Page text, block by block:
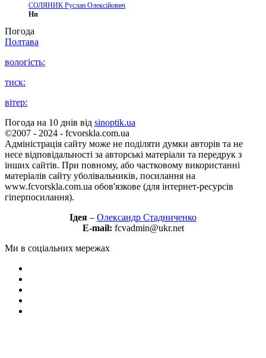
СОЛЯНИК Руслан Олексійович
Нп
Погода
Полтава
вологість:
тиск:
вітер:
Погода на 10 днів від sinoptik.ua
©2007 - 2024 - fcvorskla.com.ua
Адміністрація сайту може не поділяти думки авторів та не
несе відповідальності за авторські матеріали та передрук з
інших сайтів. При повному, або частковому використанні
матеріалів сайту уболівальників, посилання на
www.fcvorskla.com.ua обов'язкове (для інтернет-ресурсів
гіперпосилання).
Ідея – Олександр Стадниченко
E-mail: fcvadmin@ukr.net
Ми в соціальних мережах